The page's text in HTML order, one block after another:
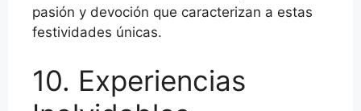
pasión y devoción que caracterizan a estas
festividades únicas.
10. Experiencias